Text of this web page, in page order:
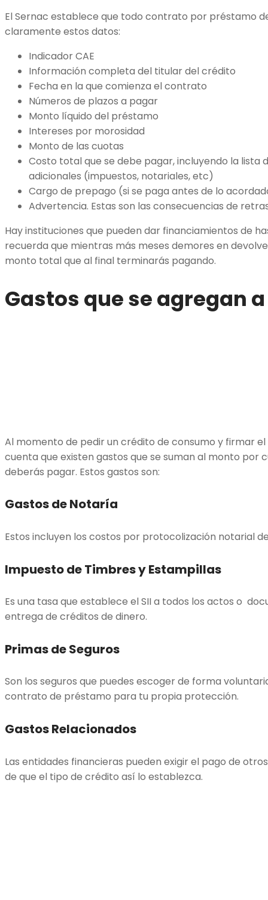
El Sernac establece que todo contrato por préstamo
claramente estos datos:
Indicador CAE
Información completa del titular del crédito
Fecha en la que comienza el contrato
Números de plazos a pagar
Monto líquido del préstamo
Intereses por morosidad
Monto de las cuotas
Costo total que se debe pagar, incluyendo la lista
adicionales (impuestos, notariales, etc)
Cargo de prepago (si se paga antes de lo
Advertencia. Estas son las consecuencias de
Hay instituciones que pueden dar financiamientos de
recuerda que mientras más meses demores en
monto total que al final terminarás pagando.
Gastos que se agregan
Al momento de pedir un crédito de consumo y firmar
cuenta que existen gastos que se suman al monto por
deberás pagar. Estos gastos son:
Gastos de Notaría
Estos incluyen los costos por protocolización notarial
Impuesto de Timbres y Estampillas
Es una tasa que establece el SII a todos los actos o
entrega de créditos de dinero.
Primas de Seguros
Son los seguros que puedes escoger de forma
contrato de préstamo para tu propia protección.
Gastos Relacionados
Las entidades financieras pueden exigir el pago de
de que el tipo de crédito así lo establezca.